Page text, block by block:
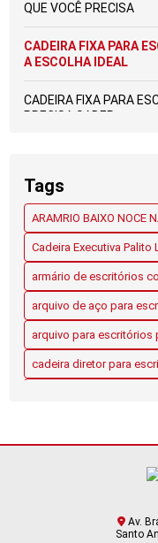
QUE VOCÊ PRECISA
CADEIRA FIXA PARA ESCRITÓRIO: O GUIA COMPLETO PARA
A ESCOLHA IDEAL
CADEIRA FIXA PARA ESCRITÓRIO: VANTAGENS QUE VOCÊ
PRECISA SABER
CADEIRAS PARA ESCRITÓRIOS ABC: GUIA COMPLETO PARA
ESCOLHER A IDEAL
CADEIRAS PARA ESCRITÓRIOS ABC: O QUE VOCÊ PRECISA
SABER
DESCUBRA OS
GUIA COMPLETO PARA ESCOLHER CADEIRAS DE ESCRITÓRIO
EM SANTO ANDRÉ
ESCOLHER A IDEAL
Tags
ARAMRIO BAIXO NOCE
Cadeira Executiva Palito
armário de escritórios
arquivo de aço para
arquivo para escritórios
cadeira diretor para
mesa de refeitório
Av.
Santo